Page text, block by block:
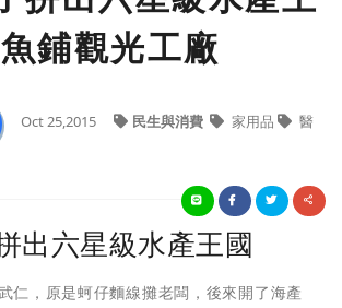
鋪觀光工廠
Oct 25,2015 民生與消費 家用品 醫
出六星級水產王國
仁，原是蚵仔麵線攤老闆，後來開了海產